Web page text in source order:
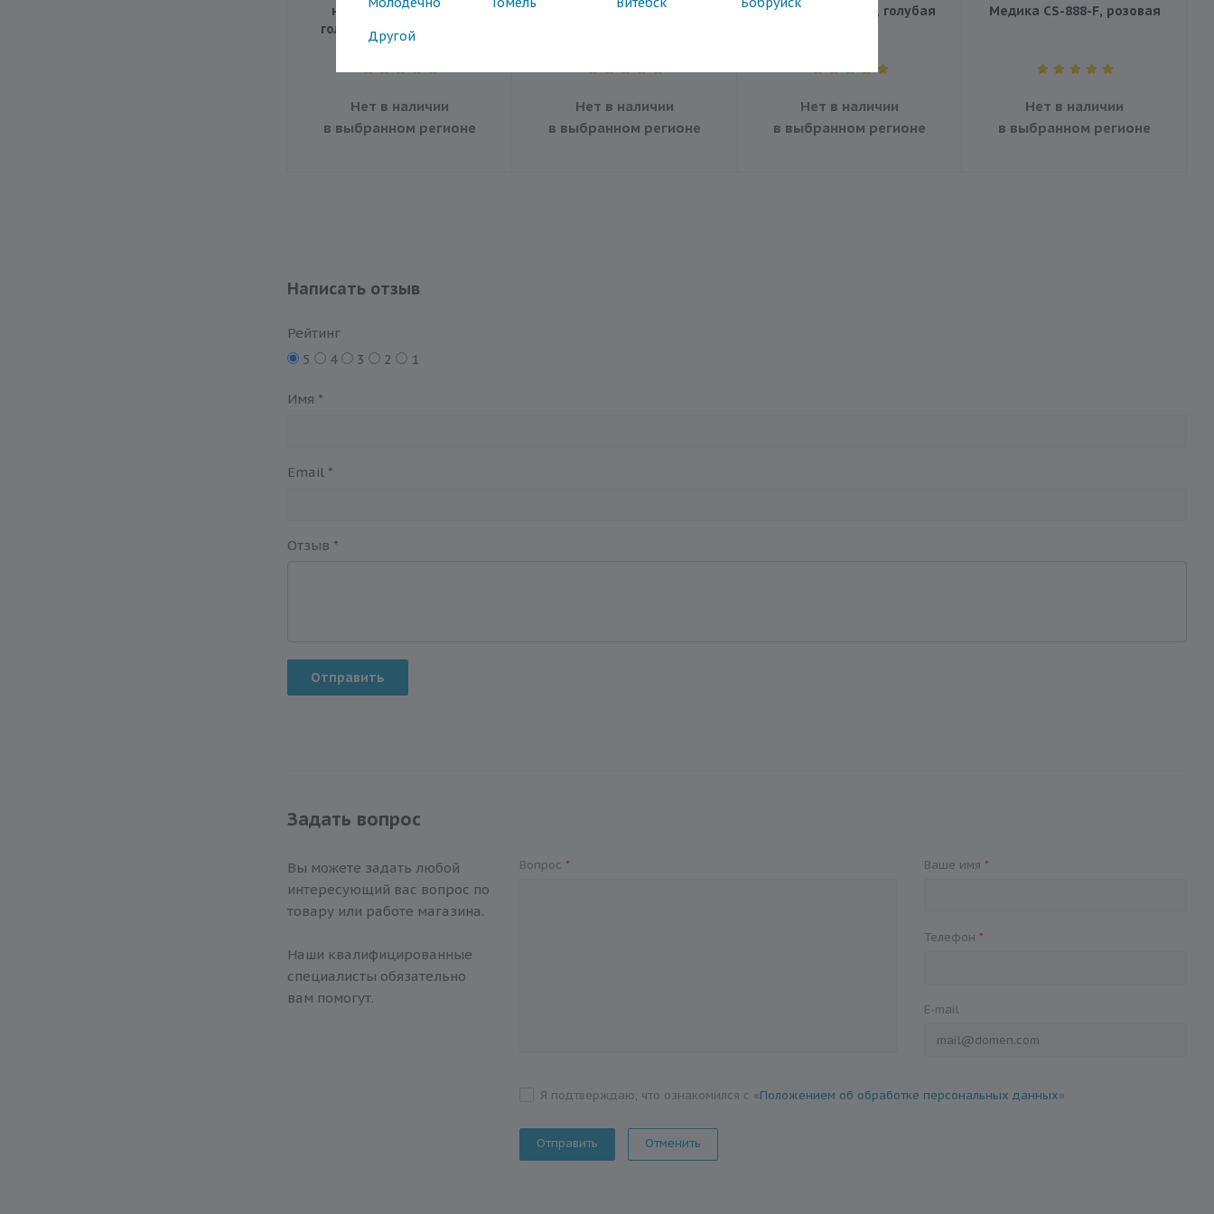
Другой
насадками для кожи
головы, для тела и лица
Нет в наличии
в выбранном регионе
артериального давления
Нет в наличии
в выбранном регионе
Медика CS-888-H, голубая
Нет в наличии
в выбранном регионе
Медика CS-888-F, розовая
Нет в наличии
в выбранном регионе
Написать отзыв
Рейтинг
5
4 3 2 1
Имя *
Email *
Отзыв *
Отправить
Задать вопрос
Вы можете задать любой
интересующий вас вопрос по
товару или работе магазина.
Наши квалифицированные
специалисты обязательно
вам помогут.
Вопрос * Ваше имя*
Телефон*
E-mail
Я подтверждаю, что ознакомился с «Положением об обработке персональных данных»
Отменить